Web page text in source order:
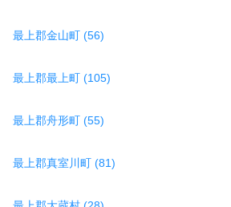
最上郡金山町 (56)
最上郡最上町 (105)
最上郡舟形町 (55)
最上郡真室川町 (81)